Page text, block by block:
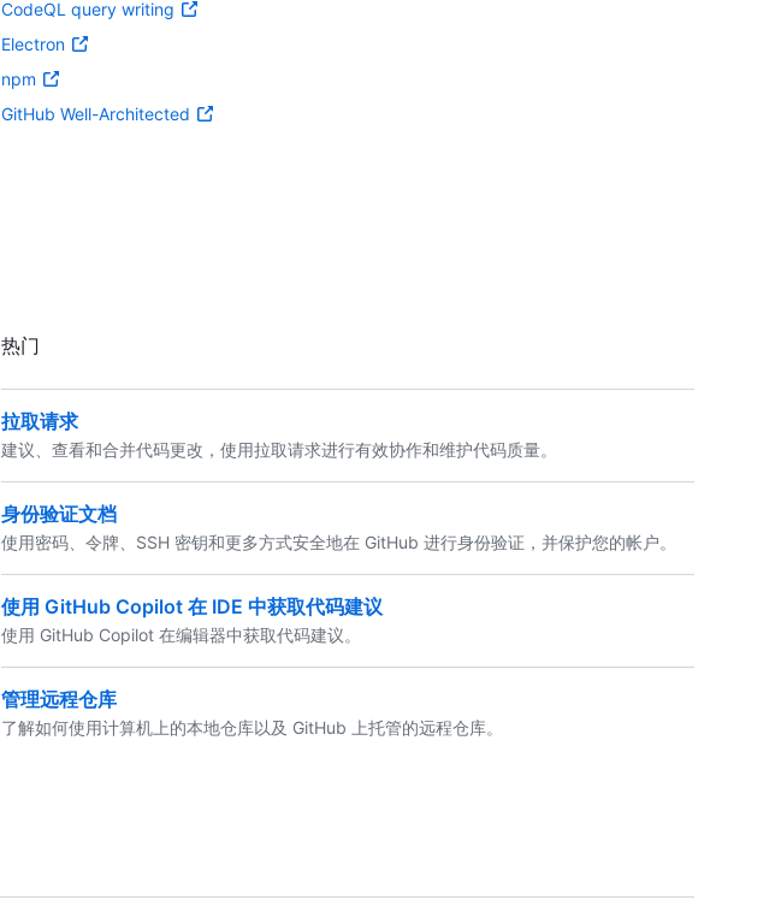
CodeQL query writing
Electron
npm
GitHub Well-Architected
热门
拉取请求
建议、查看和合并代码更改，使用拉取请求进行有效协作和维护代码质量。
身份验证文档
使用密码、令牌、SSH 密钥和更多方式安全地在 GitHub 进行身份验证，并保护您的帐户。
使用 GitHub Copilot 在 IDE 中获取代码建议
使用 GitHub Copilot 在编辑器中获取代码建议。
管理远程仓库
了解如何使用计算机上的本地仓库以及 GitHub 上托管的远程仓库。